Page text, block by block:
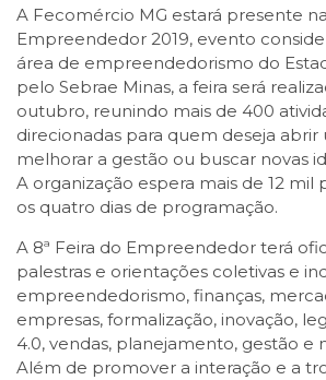
A Fecomércio MG estará presente
Empreendedor 2019, evento
área de empreendedorismo do
pelo Sebrae Minas, a feira será
outubro, reunindo mais de 400
direcionadas para quem deseja
melhorar a gestão ou buscar novas
A organização espera mais de 12 mil
os quatro dias de programação.
A 8ª Feira do Empreendedor terá
palestras e orientações coletivas e
empreendedorismo, finanças,
empresas, formalização, inovação,
4.0, vendas, planejamento, gestão e
Além de promover a interação e a